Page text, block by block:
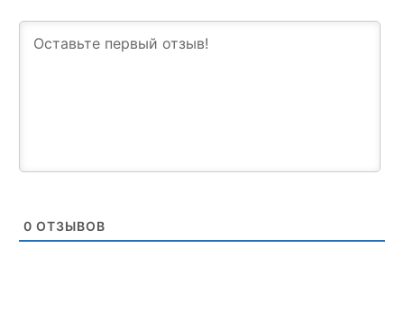
0 ОТЗЫВОВ